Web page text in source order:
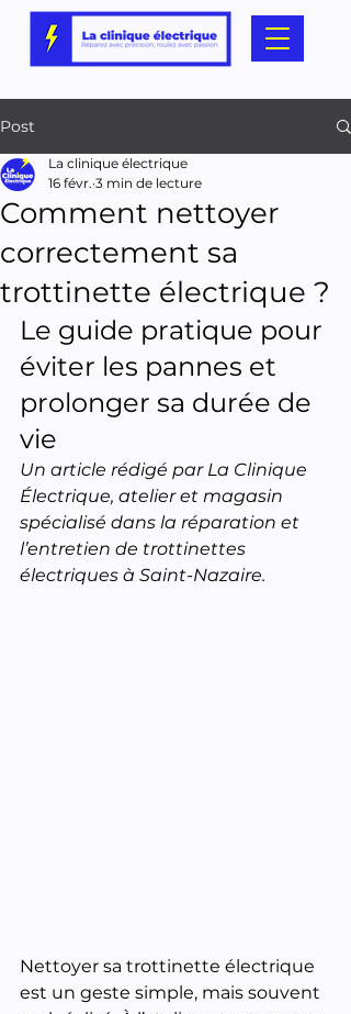
Post
Comment nettoyer
correctement sa
trottinette électrique ?
La clinique électrique
16 févr. 3 min de lecture
Le guide pratique pour
éviter les pannes et
prolonger sa durée de
vie
Un article rédigé par La Clinique
Électrique, atelier et magasin
spécialisé dans la réparation et
l’entretien de trottinettes
électriques à Saint-Nazaire.
Nettoyer sa trottinette électrique
est un geste simple, mais souvent